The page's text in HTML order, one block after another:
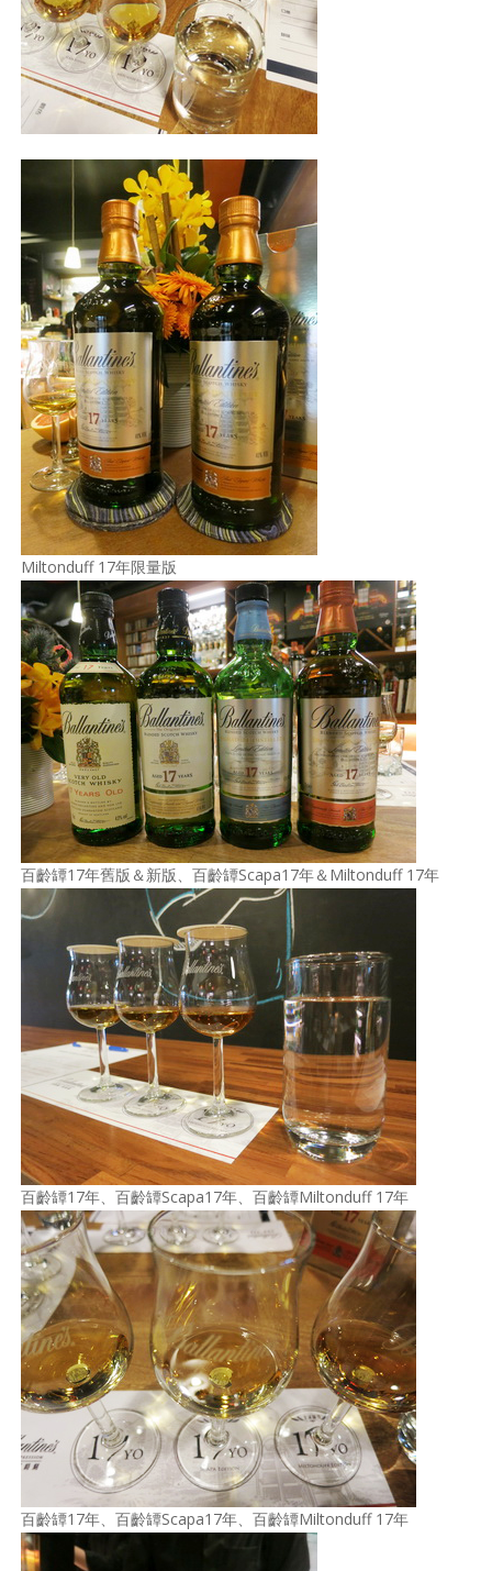
Miltonduff 17年限量版
百齡罈17年舊版＆新版、百齡罈Scapa17年＆Miltonduff 17年
百齡罈17年、百齡罈Scapa17年、百齡罈Miltonduff 17年
百齡罈17年、百齡罈Scapa17年、百齡罈Miltonduff 17年